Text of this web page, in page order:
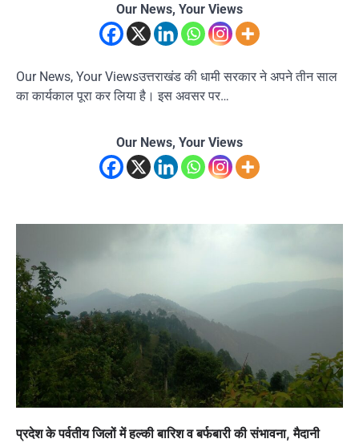
Our News, Your Views
Our News, Your Viewsउत्तराखंड की धामी सरकार ने अपने तीन साल
का कार्यकाल पूरा कर लिया है। इस अवसर पर…
Our News, Your Views
प्रदेश के पर्वतीय जिलों में हल्की बारिश व बर्फबारी की संभावना, मैदानी